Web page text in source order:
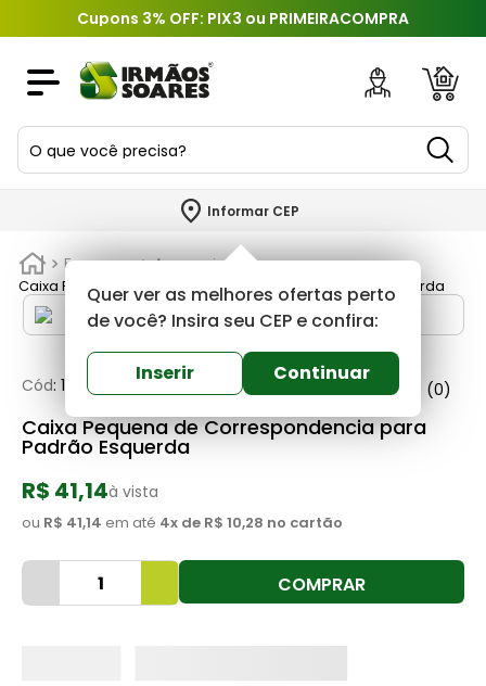
Cupons 3% OFF: PIX3 ou PRIMEIRACOMPRA
O que você precisa?
Informar CEP
Quer ver as melhores ofertas perto
de você? Insira seu CEP e confira:
Inserir Continuar
Ferragens
Acessorios
Caixa Pequena de Correspondencia para Padrão Esquerda
Cód:182281 Eletrogil (0)
Caixa Pequena de Correspondencia para
Padrão Esquerda
R$ 41,14à vista
ou R$ 41,14 em até 4x de R$ 10,28 no cartão
COMPRAR
TERMOS MAIS BUSCADOS
2º
3º
porta
revestimento
5º
argamassa
6º
telha
cimento
janela